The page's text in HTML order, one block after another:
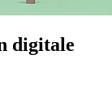
digitale